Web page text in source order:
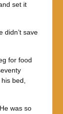
set it
didn’t save
for food
bed,
was so